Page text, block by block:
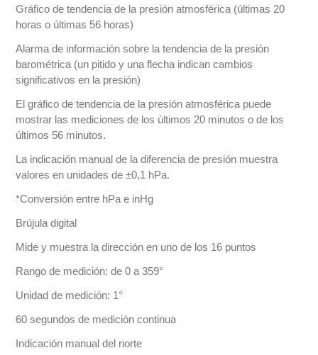
Gráfico de tendencia de la presión atmosférica (últimas 20
horas o últimas 56 horas)
Alarma de información sobre la tendencia de la presión
barométrica (un pitido y una flecha indican cambios
significativos en la presión)
El gráfico de tendencia de la presión atmosférica puede
mostrar las mediciones de los últimos 20 minutos o de los
últimos 56 minutos.
La indicación manual de la diferencia de presión muestra
valores en unidades de ±0,1 hPa.
*Conversión entre hPa e inHg
Brújula digital
Mide y muestra la dirección en uno de los 16 puntos
Rango de medición: de 0 a 359°
Unidad de medición: 1°
60 segundos de medición continua
Indicación manual del norte